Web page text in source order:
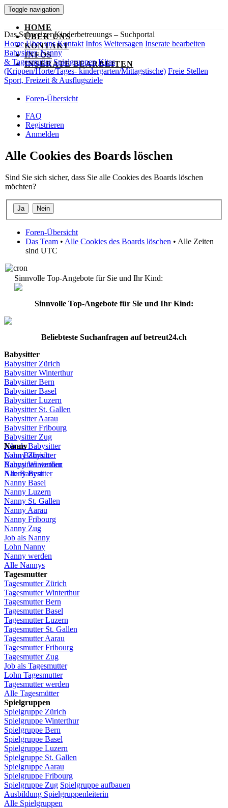
Toggle navigation
HOME
ÜBER UNS
KONTAKT
INFOS
INSERATE BEARBEITEN
Das Schweizer Kinderbetreuungs – Suchportal
Home Über uns Kontakt Infos Weitersagen Inserate bearbeiten
Babysitter, Nanny
& Tagesmutter Spielgruppen Kitas
(Krippen/Horte/Tages- kindergarten/Mittagstische) Freie Stellen
Sport, Freizeit & Ausflugsziele
Foren-Übersicht
FAQ
Registrieren
Anmelden
Alle Cookies des Boards löschen
Sind Sie sich sicher, dass Sie alle Cookies des Boards löschen
möchten?
Foren-Übersicht
Das Team • Alle Cookies des Boards löschen • Alle Zeiten
sind UTC
Sinnvolle Top-Angebote für Sie und Ihr Kind:
Sinnvolle Top-Angebote für Sie und Ihr Kind:
Beliebteste Suchanfragen aufbetreut24.ch
Babysitter
Babysitter Zürich
Babysitter Winterthur
Babysitter Bern
Babysitter Basel
BabysitterLuzern
Babysitter St. Gallen
BabysitterAarau
BabysitterFribourg
Babysitter Zug
JobalsBabysitter
LohnBabysitter
Babysitterwerden
Alle Babysitter
Nanny
NannyZürich
Nanny Winterthur
Nanny Bern
Nanny Basel
Nanny Luzern
Nanny St. Gallen
Nanny Aarau
Nanny Fribourg
Nanny Zug
Job als Nanny
Lohn Nanny
Nanny werden
Alle Nannys
Tagesmutter
Tagesmutter Zürich
TagesmutterWinterthur
TagesmutterBern
TagesmutterBasel
Tagesmutter Luzern
TagesmutterSt. Gallen
Tagesmutter Aarau
Tagesmutter Fribourg
Tagesmutter Zug
Job als Tagesmutter
Lohn Tagesmutter
Tagesmutter werden
Alle Tagesmütter
Spielgruppen
Spielgruppe Zürich
Spielgruppe Winterthur
Spielgruppe Bern
Spielgruppe Basel
Spielgruppe Luzern
Spielgruppe St. Gallen
Spielgruppe Aarau
Spielgruppe Fribourg
Spielgruppe Zug Spielgruppe aufbauen
Ausbildung Spielgruppenleiterin
Alle Spielgruppen